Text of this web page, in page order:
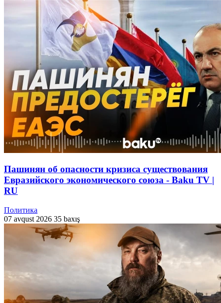
Пашинян об опасности кризиса существования
Евразийского экономического союза - Baku TV |
RU
Политика
07 avqust 2026 35 baxış